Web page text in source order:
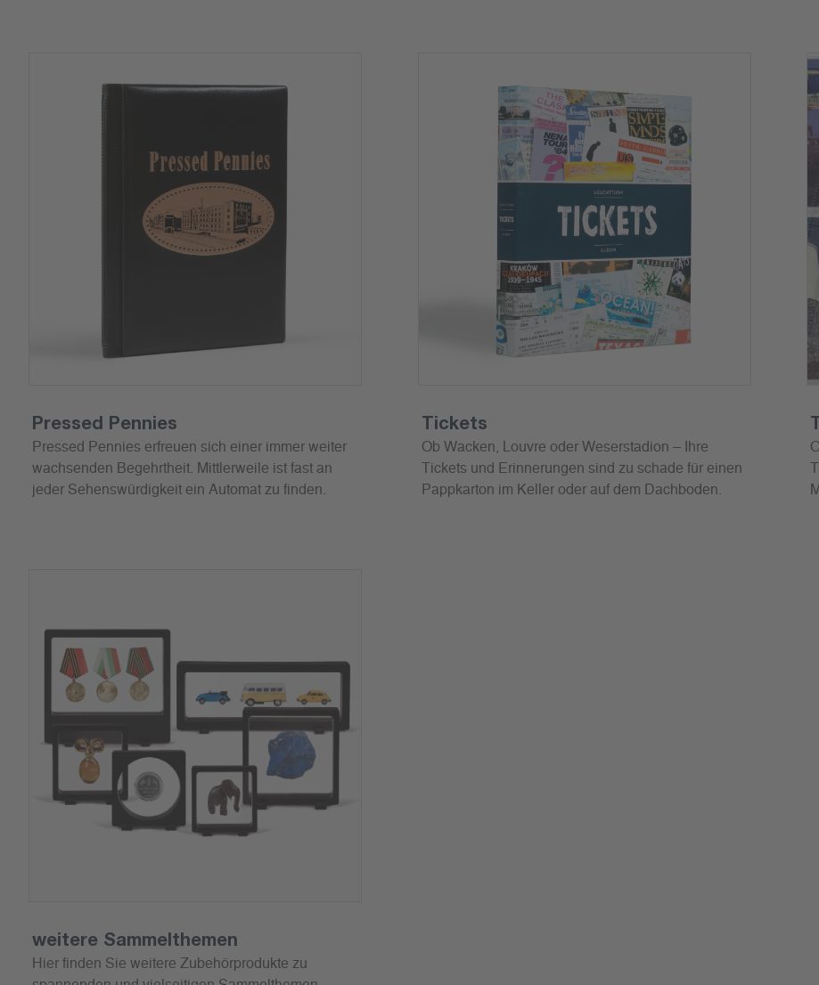
Pressed Pennies
Pressed Pennies erfreuen sich einer immer weiter
wachsenden Begehrtheit. Mittlerweile ist fast an
jeder Sehenswürdigkeit ein Automat zu finden.
Tickets
Ob Wacken, Louvre oder Weserstadion – Ihre
Tickets und Erinnerungen sind zu schade für einen
Pappkarton im Keller oder auf dem Dachboden.
weitere Sammelthemen
Hier finden Sie weitere Zubehörprodukte zu